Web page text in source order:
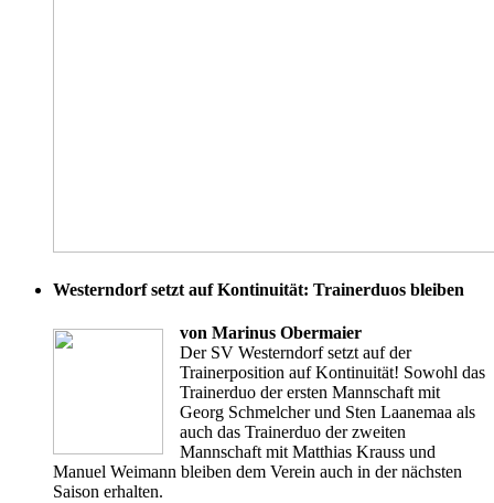
Westerndorf setzt auf Kontinuität: Trainerduos bleiben
von Marinus Obermaier
Der SV Westerndorf setzt auf der
Trainerposition auf Kontinuität! Sowohl das
Trainerduo der ersten Mannschaft mit
Georg Schmelcher und Sten Laanemaa als
auch das Trainerduo der zweiten
Mannschaft mit Matthias Krauss und
Manuel Weimann bleiben dem Verein auch in der nächsten
Saison erhalten.